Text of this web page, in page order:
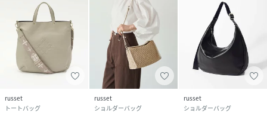
russet
トートバッグ
russet
ショルダーバッグ
russet
ショルダーバッグ